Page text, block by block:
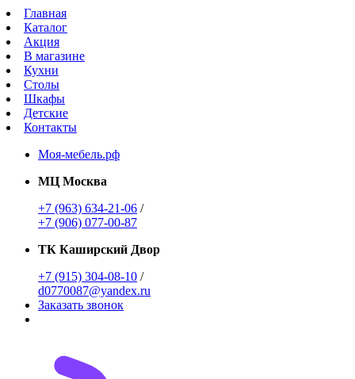
Главная
Каталог
Акция
В магазине
Кухни
Столы
Шкафы
Детские
Контакты
Моя-мебель.рф
МЦ Москва
+7 (963) 634-21-06 /
+7 (906) 077-00-87
ТК Каширский Двор
+7 (915) 304-08-10 /
d0770087@yandex.ru
Заказать звонок